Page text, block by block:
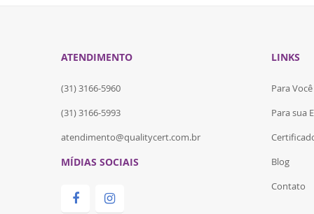
gallery
ATENDIMENTO
(31) 3166-5960
(31) 3166-5993
atendimento@qualitycert.com.br
MÍDIAS SOCIAIS
LINKS
Para Você
Para sua
Blog
Contato